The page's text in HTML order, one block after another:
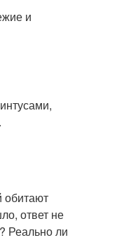
и
обитают
ответ не
Реально ли